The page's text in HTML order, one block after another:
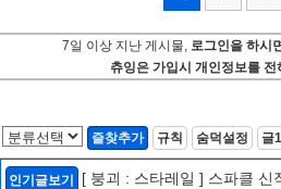
7일 이상 지난 게시물, 로그인을 하시
츄잉은 가입시 개인정보를
즐찾추가 규칙 숨덕설정 글
인기글보기 [ 붕괴 : 스타레일 ] 스파클 신